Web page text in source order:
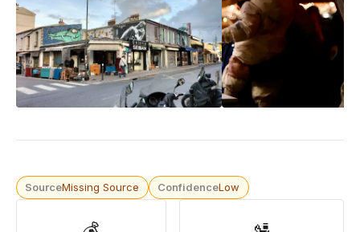
SourceMissing Source ConfidenceLow